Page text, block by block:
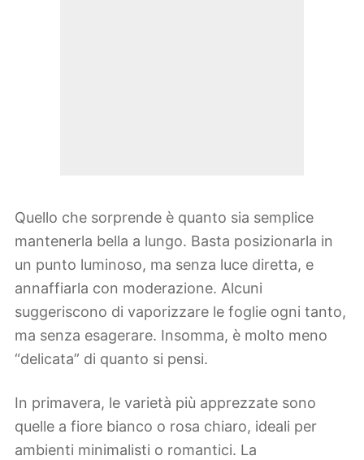
Quello che sorprende è quanto sia semplice
mantenerla bella a lungo. Basta posizionarla in
un punto luminoso, ma senza luce diretta, e
annaffiarla con moderazione. Alcuni
suggeriscono di vaporizzare le foglie ogni tanto,
ma senza esagerare. Insomma, è molto meno
“delicata” di quanto si pensi.
In primavera, le varietà più apprezzate sono
quelle a fiore bianco o rosa chiaro, ideali per
ambienti minimalisti o romantici. La